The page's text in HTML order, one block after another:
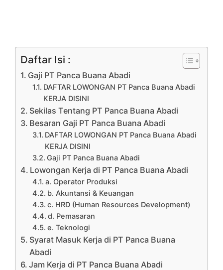
Daftar Isi :
Gaji PT Panca Buana Abadi
DAFTAR LOWONGAN PT Panca Buana Abadi
KERJA DISINI
Sekilas Tentang PT Panca Buana Abadi
Besaran Gaji PT Panca Buana Abadi
DAFTAR LOWONGAN PT Panca Buana Abadi
KERJA DISINI
Gaji PT Panca Buana Abadi
Lowongan Kerja di PT Panca Buana Abadi
a. Operator Produksi
b. Akuntansi & Keuangan
c. HRD (Human Resources Development)
d. Pemasaran
e. Teknologi
Syarat Masuk Kerja di PT Panca Buana
Abadi
Jam Kerja di PT Panca Buana Abadi